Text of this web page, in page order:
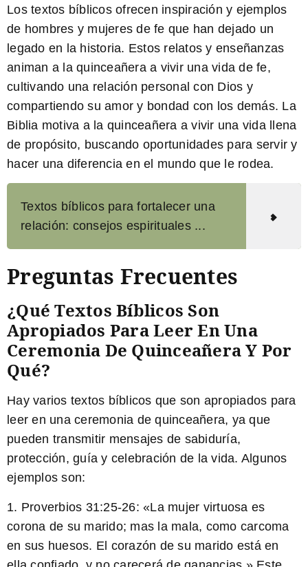
Los textos bíblicos ofrecen inspiración y ejemplos
de hombres y mujeres de fe que han dejado un
legado en la historia. Estos relatos y enseñanzas
animan a la quinceañera a vivir una vida de fe,
cultivando una relación personal con Dios y
compartiendo su amor y bondad con los demás. La
Biblia motiva a la quinceañera a vivir una vida llena
de propósito, buscando oportunidades para servir y
hacer una diferencia en el mundo que le rodea.
Textos bíblicos para fortalecer una
relación: consejos espirituales ...
Preguntas Frecuentes
¿Qué Textos Bíblicos Son
Apropiados Para Leer En Una
Ceremonia De Quinceañera Y Por
Qué?
Hay varios textos bíblicos que son apropiados para
leer en una ceremonia de quinceañera, ya que
pueden transmitir mensajes de sabiduría,
protección, guía y celebración de la vida. Algunos
ejemplos son:
1. Proverbios 31:25-26: «La mujer virtuosa es
corona de su marido; mas la mala, como carcoma
en sus huesos. El corazón de su marido está en